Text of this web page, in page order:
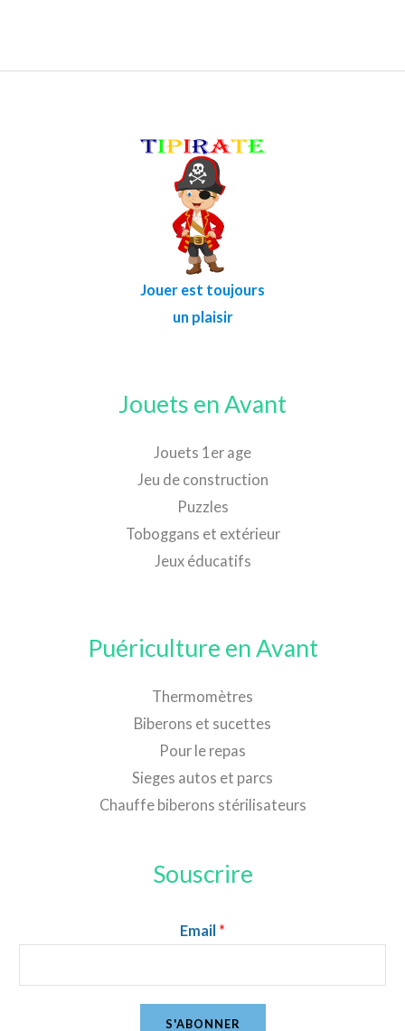
Jouer est toujours
un plaisir
Jouets en Avant
Jouets 1er age
Jeu de construction
Puzzles
Toboggans et extérieur
Jeux éducatifs
Puériculture en Avant
Thermomètres
Biberons et sucettes
Pour le repas
Sieges autos et parcs
Chauffe biberons stérilisateurs
Souscrire
Email *
S'ABONNER